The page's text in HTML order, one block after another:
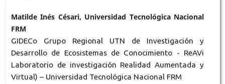
Matilde Inés Césari, Universidad Tecnológica Nacional
FRM
GIDECo Grupo Regional UTN de Investigación y
Desarrollo de Ecosistemas de Conocimiento - ReAVi
Laboratorio de investigación Realidad Aumentada y
Virtual) – Universidad Tecnológica Nacional FRM